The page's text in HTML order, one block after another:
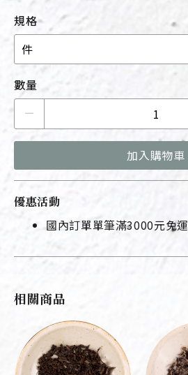
規格
件
數量
加入購物車
優惠活動
國內訂單單筆滿3000元免運
相關商品